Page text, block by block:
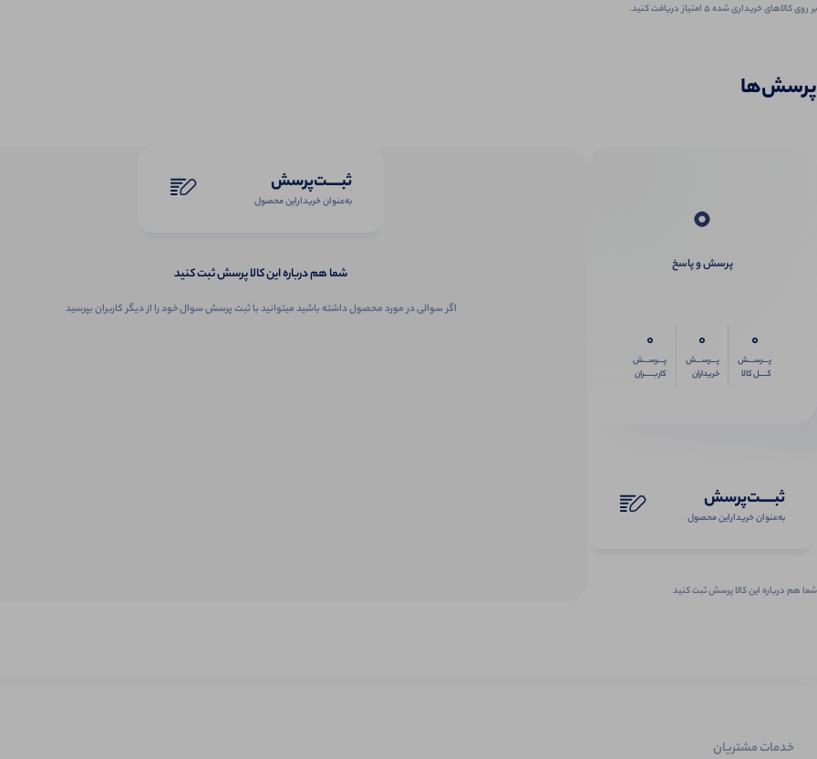
بر روی کالاهای خریداری شده ۵ امتیاز دریافت کنید.
پرسش‌ها
0
پرسش و پاسخ
0
پـــرســـش
کــــل کالا
0
پـــرســـش
خریداران
0
پـــرســـش
کاربـــــران
ثبـــــت‌پرسش
به‌عنوان ‌خریدار‌این‌ محصول
شما هم درباره این کالا پرسش ثبت کنید
ثبـــــت‌پرسش
به‌عنوان ‌خریدار‌این‌ محصول
شما هم درباره این کالا پرسش ثبت کنید
اگر سوالی در مورد محصول داشته باشید میتوانید با ثبت پرسش سوال خود را از دیگر کاربران بپرسید
خدمات مشتریان